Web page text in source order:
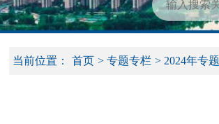
当前位置： 首页 > 专题专栏 > 2024年专